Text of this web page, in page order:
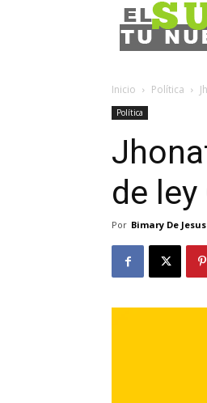
Inicio Política
Política
de
Por Bimary De